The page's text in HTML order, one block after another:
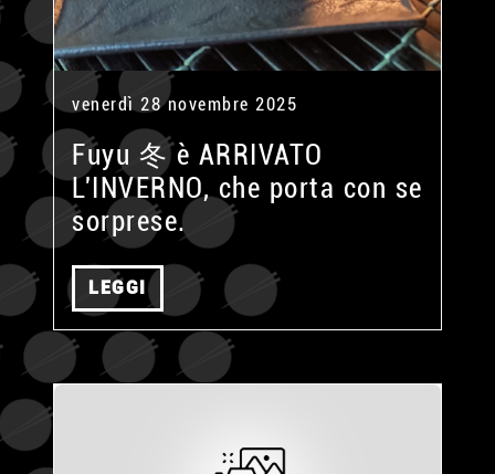
venerdì 28 novembre 2025
Fuyu 冬 è ARRIVATO
L'INVERNO, che porta con se
sorprese.
LEGGI